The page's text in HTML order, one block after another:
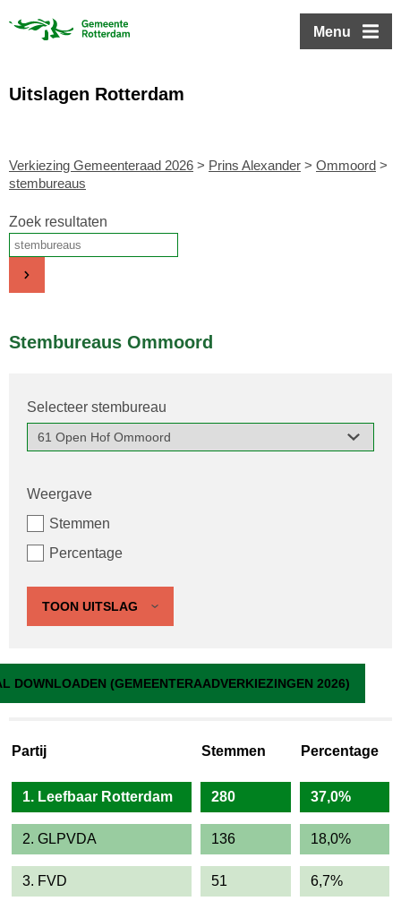
Menu
Uitslagen Rotterdam
Verkiezing Gemeenteraad 2026 > Prins Alexander > Ommoord >
stembureaus
Zoek resultaten
Stembureaus Ommoord
Selecteer stembureau
Weergave
Stemmen
Percentage
TOON UITSLAG
61 Open Hof Ommoord
DOWNLOADEN (GEMEENTERAADVERKIEZINGEN 2026)
Partij Stemmen Percentage
1. Leefbaar Rotterdam 280 37,0%
2. GLPVDA 136 18,0%
3. FVD 51 6,7%